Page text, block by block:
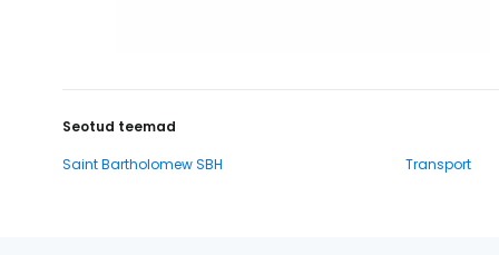
Seotud teemad
Saint Bartholomew SBH
Transport